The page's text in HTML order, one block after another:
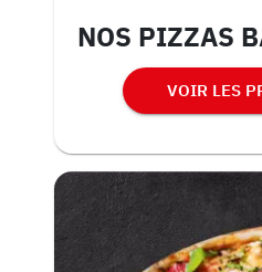
NOS PIZZAS
VOIR LES